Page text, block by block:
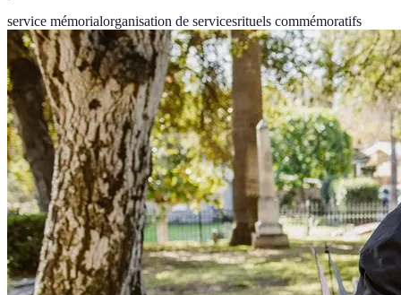
service mémorialorganisation de servicesrituels commémoratifs